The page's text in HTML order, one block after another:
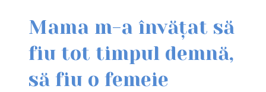
Mama m-a învățat să
fiu tot timpul demnă,
să fiu o femeie